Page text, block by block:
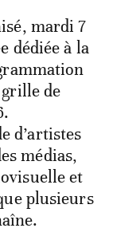
mardi 7
dédiée à la
grille de
d’artistes
médias,
et
plusieurs